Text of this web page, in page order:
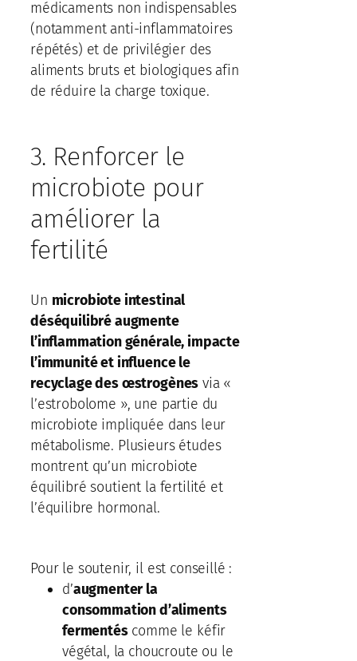
médicaments non indispensables
(notamment anti-inflammatoires
répétés) et de privilégier des
aliments bruts et biologiques afin
de réduire la charge toxique.
3. Renforcer le
microbiote pour
améliorer la
fertilité
Un microbiote intestinal
déséquilibré augmente
l’inflammation générale, impacte
l’immunité et influence le
recyclage des œstrogènes via «
l’estrobolome », une partie du
microbiote impliquée dans leur
métabolisme. Plusieurs études
montrent qu’un microbiote
équilibré soutient la fertilité et
l’équilibre hormonal.
Pour le soutenir, il est conseillé :
d’augmenter la
consommation d’aliments
fermentéscomme le kéfir
végétal, la choucroute ou le